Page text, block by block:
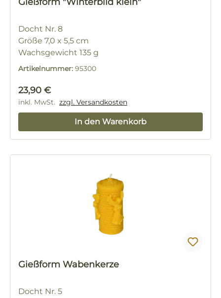
Docht Nr. 8
Größe 7,0 x 5,5 cm
Wachsgewicht 135 g
Artikelnummer: 95300
Regulärer Preis:
23,90 €
inkl. MwSt. zzgl. Versandkosten
In den Warenkorb
Gießform Wabenkerze
Docht Nr. 5